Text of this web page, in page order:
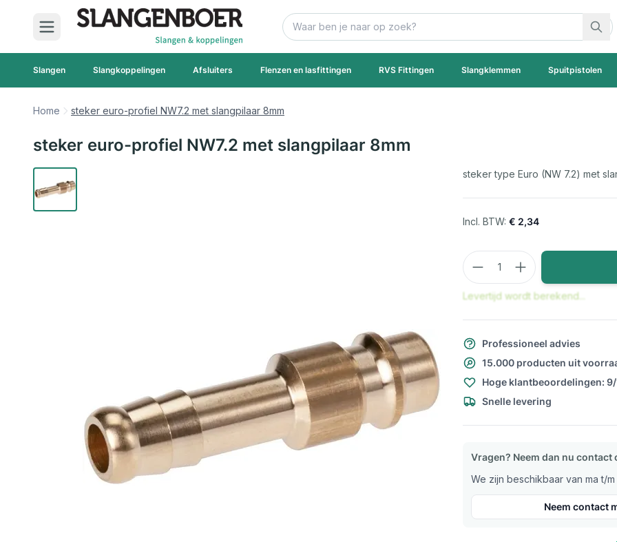
Ga naar de inhoud
Zoek
Slangen Slangkoppelingen Afsluiters Flenzen en lasfittingen RVS Fittingen Slangklemmen Spuitpistolen
Home steker euro-profiel NW7.2 met slangpilaar 8mm
steker euro-profiel NW7.2 met slangpilaar 8mm
steker type Euro (NW 7.2) met
€ 2,34
Aantal
Levertijd wordt berekend...
Professioneel advies
15.000 producten uit
Hoge klantbeoordelingen:
Snelle levering
Vragen? Neem dan nu contact
We zijn beschikbaar van ma t/
Neem contact